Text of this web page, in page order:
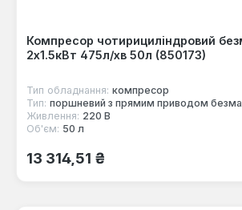
Компресор чотирициліндровий
2х1.5кВт 475л/хв 50л (850173)
Тип обладнання: компресор
Тип: поршневий з прямим приводом
Живлення: 220 В
Об'єм: 50 л
Звичайна ціна:
13 314,51 ₴